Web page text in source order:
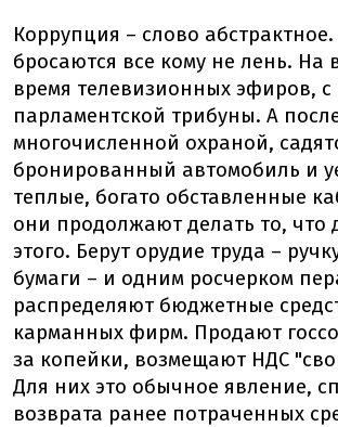
Коррупция – слово
бросаются все кому не лень. На
время телевизионных эфиров, с
парламентской трибуны. А
многочисленной охраной,
бронированный автомобиль и
теплые, богато обставленные
они продолжают делать то, что
этого. Берут орудие труда –
бумаги – и одним росчерком
распределяют бюджетные
карманных фирм. Продают
за копейки, возмещают НДС
Для них это обычное явление,
возврата ранее потраченных